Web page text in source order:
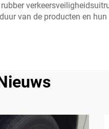
van de producten en